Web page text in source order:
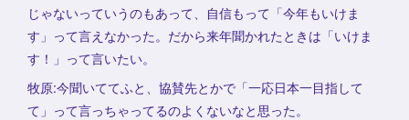
じゃないっていうのもあって、自信もって「今年もいけま
す」って言えなかった。だから来年聞かれたときは「いけま
す！」って言いたい。
牧原:今聞いててふと、協賛先とかで「一応日本一目指して
て」って言っちゃってるのよくないなと思った。